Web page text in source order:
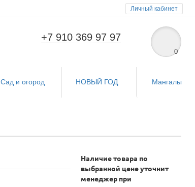
Личный кабинет
+7 910 369 97 97
0
Сад и огород НОВЫЙ ГОД Мангалы
Наличие товара по
выбранной цене уточнит
менеджер при